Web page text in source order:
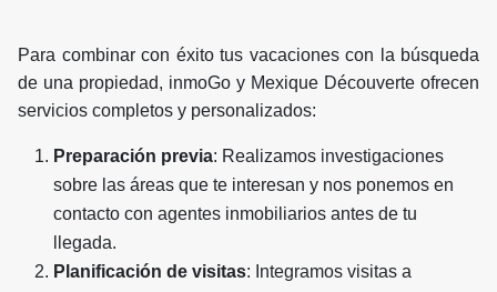
Para combinar con éxito tus vacaciones con la búsqueda
de una propiedad, inmoGo y Mexique Découverte ofrecen
servicios completos y personalizados:
Preparación previa: Realizamos investigaciones
sobre las áreas que te interesan y nos ponemos en
contacto con agentes inmobiliarios antes de tu
llegada.
Planificación de visitas: Integramos visitas a